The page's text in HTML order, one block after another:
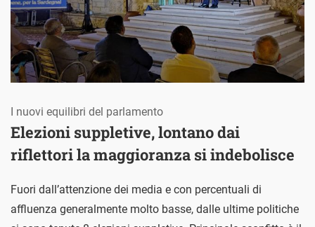
Elezioni suppletive, lontano dai
riflettori la maggioranza si indebolisce
I nuovi equilibri del parlamento
Fuori dall’attenzione dei media e con percentuali di
affluenza generalmente molto basse, dalle ultime politiche